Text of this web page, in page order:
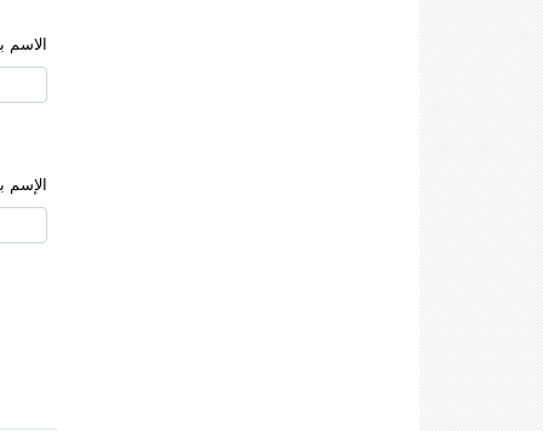
الاسم
الإسم